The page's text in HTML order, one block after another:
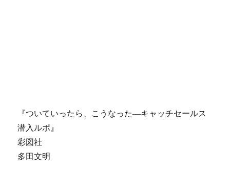
『ついていったら、こうなった―キャッチセールス
潜入ルポ』
彩図社
多田文明